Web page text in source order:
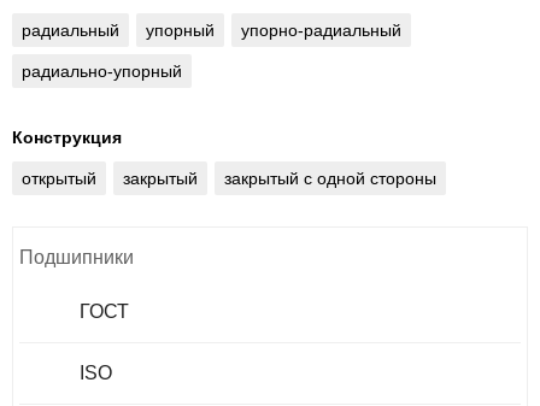
радиальный упорный упорно-радиальный
радиально-упорный
Конструкция
открытый закрытый закрытый с одной стороны
Подшипники
ГОСТ
ISO